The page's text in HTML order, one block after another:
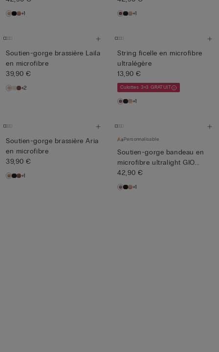
+1 +1
Soutien-gorge brassière Laila
en microfibre
39,90 €
+2
String ficelle en microfibre
ultralégère
13,90 €
Culottes 3+3 GRATUIT
+1
Soutien-gorge brassière Aria
en microfibre
39,90 €
+1
Personnalisable
Soutien-gorge bandeau en
microfibre ultralight GIO...
42,90 €
+1